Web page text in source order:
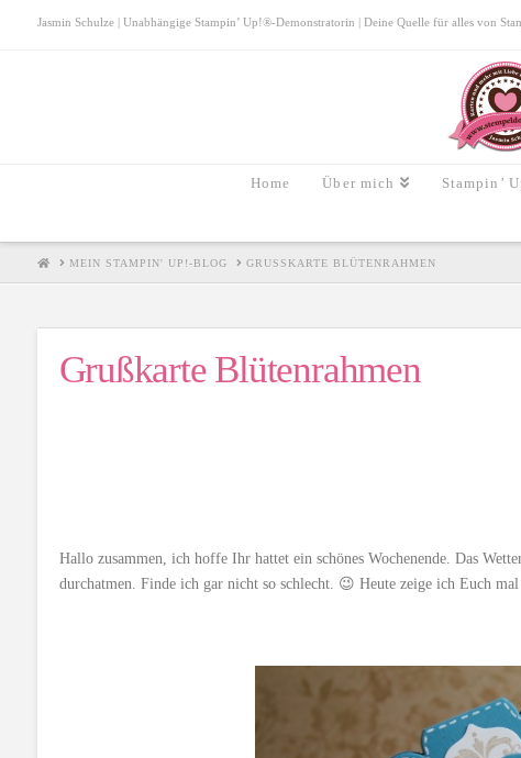
Jasmin Schulze | Unabhängige Stampin’ Up!®-Demonstratorin | Deine Quelle für alles von
Home Über mich Stampin’
HOMEMEIN STAMPIN' UP!-BLOG GRUSSKARTE BLÜTENRAHMEN
Grußkarte Blütenrahmen
Hallo zusammen, ich hoffe Ihr hattet ein schönes Wochenende. Das
durchatmen. Finde ich gar nicht so schlecht. 😉 Heute zeige ich Euch mal